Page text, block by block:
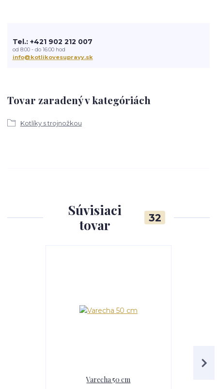
Tovar zaradený v kategóriách
Kotlíky s trojnožkou
Tel.: +421 902 212 007
od 8:00 - do 16:00 hod
info@kotlikovesupravy.sk
Súvisiaci
tovar
32
Varecha 50 cm